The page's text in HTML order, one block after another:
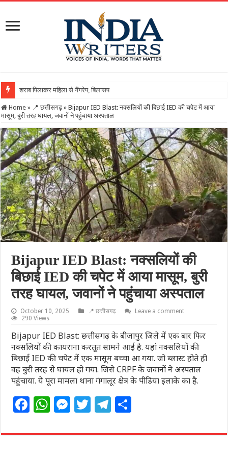
शराब पिलाकर महिला से गैंगरेप, बिलासपुर की पीड़िता ने दर्ज कराया
Home » 📍 छत्तीसगढ़ » Bijapur IED Blast: नक्सलियों की बिछाई IED की चपेट में आया
मासूम, बुरी तरह घायल, जवानों ने पहुंचाया अस्पताल
Bijapur IED Blast: नक्सलियों की
बिछाई IED की चपेट में आया मासूम, बुरी
तरह घायल, जवानों ने पहुंचाया अस्पताल
October 10, 2025 📍 छत्तीसगढ़
Leave a comment
290 Views
Bijapur IED Blast: छत्तीसगढ़ के बीजापुर जिले में एक बार फिर
नक्सलियों की कायराना करतूत सामने आई है. यहां नक्सलियों की
बिछाई IED की चपेट में एक मासूम बच्चा आ गया. जो ब्लास्ट होते ही
वह बुरी तरह से घायल हो गया. जिसे CRPF के जवानों ने अस्पताल
पहुंचाया. ये पूरा मामला थाना गंगालूर क्षेत्र के पीडिया इलाके का है.
F
c
W
at
M
ss
T
itt
T
e ar